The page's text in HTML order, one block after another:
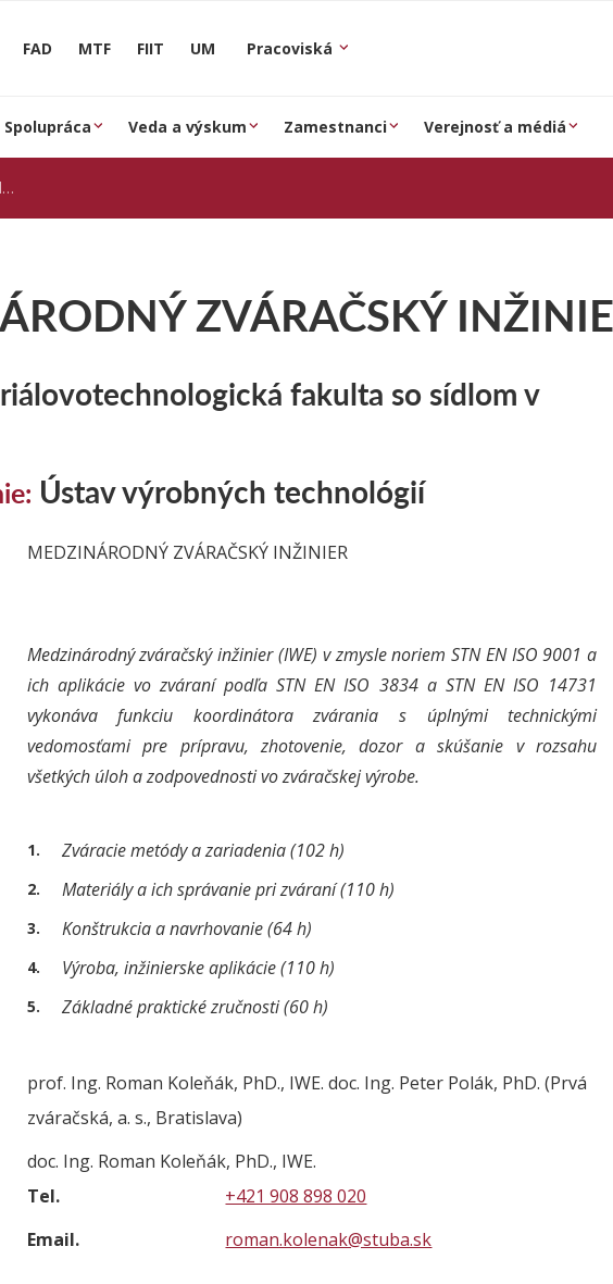
FAD MTF FIIT UM Pracoviská
Spolupráca Veda a výskum Zamestnanci Verejnosť a médiá
ZVÁRAČSKÝ
fakulta so sídlom v
Ústav výrobných technológií
MEDZINÁRODNÝ ZVÁRAČSKÝ INŽINIER
Medzinárodný zváračský inžinier (IWE) v zmysle noriem STN EN ISO 9001 a
ich aplikácie vo zváraní podľa STN EN ISO 3834 a STN EN ISO 14731
vykonáva funkciu koordinátora zvárania s úplnými technickými
vedomosťami pre prípravu, zhotovenie, dozor a skúšanie v rozsahu
všetkých úloh a zodpovednosti vo zváračskej výrobe.
Zváracie metódy a zariadenia (102 h)
Materiály a ich správanie pri zváraní (110 h)
Konštrukcia a navrhovanie (64 h)
Výroba, inžinierske aplikácie (110 h)
Základné praktické zručnosti (60 h)
prof. Ing. Roman Koleňák, PhD., IWE. doc. Ing. Peter Polák, PhD. (Prvá
zváračská, a. s., Bratislava)
doc. Ing. Roman Koleňák, PhD., IWE.
Tel.
+421 908 898 020
Email.
roman.kolenak@stuba.sk